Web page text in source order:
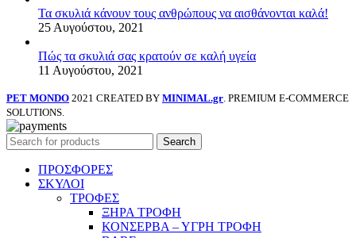
Τα σκυλιά κάνουν τους ανθρώπους να αισθάνονται καλά!
25 Αυγούστου, 2021
Πώς τα σκυλιά σας κρατούν σε καλή υγεία
11 Αυγούστου, 2021
PET MONDO 2021 CREATED BY MINIMAL.gr. PREMIUM E-COMMERCE
SOLUTIONS.
Search
ΠΡΟΣΦΟΡΕΣ
ΣΚΥΛΟΙ
ΤΡΟΦΕΣ
ΞΗΡΑ ΤΡΟΦΗ
ΚΟΝΣΕΡΒΑ – ΥΓΡΗ ΤΡΟΦΗ